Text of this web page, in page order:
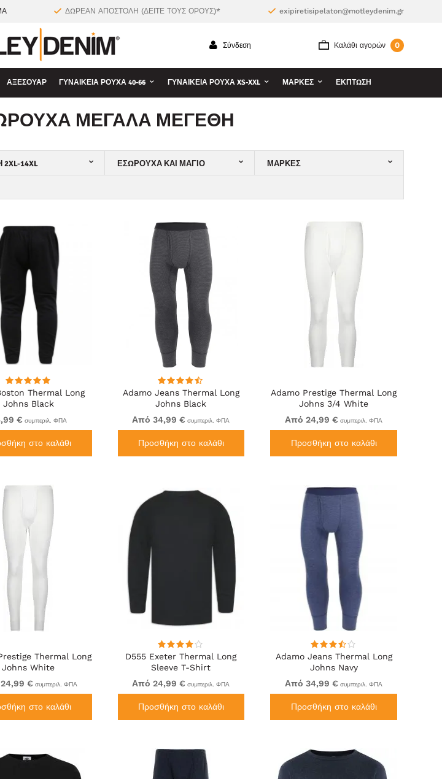
ΔΩΡΕΑΝ ΑΠΟΣΤΟΛΗ (ΔΕΙΤΕ ΤΟΥΣ ΟΡΟΥΣ)* exipiretisipelaton@motleydenim.gr
Καλάθι αγορών 0
Σύνδεση
ΑΞΕΣΟΥΆΡ ΓΥΝΑΙΚΕΊΑ ΡΟΎΧΑ 40-66 ΓΥΝΑΙΚΕΊΑ ΡΟΎΧΑ XS-XXL ΜΆΡΚΕΣ ΕΚΠΤΩΣΗ
ΜΕΓΆΛΑ ΜΕΓΈΘΗ
14XL ΕΣΏΡΟΥΧΑ ΚΑΙ ΜΑΓΙΌ ΜΆΡΚΕΣ
Thermal Long
Johns Black
€ συμπεριλ. ΦΠΑ
στο καλάθι
Adamo Jeans Thermal Long
Johns Black
Από 34,99 € συμπεριλ. ΦΠΑ
Προσθήκη στο καλάθι
Adamo Prestige Thermal Long
Johns 3/4 White
Από 24,99 € συμπεριλ. ΦΠΑ
Προσθήκη στο καλάθι
Thermal Long
Johns White
€ συμπεριλ. ΦΠΑ
στο καλάθι
D555 Exeter Thermal Long
Sleeve T-Shirt
Από 24,99 € συμπεριλ. ΦΠΑ
Προσθήκη στο καλάθι
Adamo Jeans Thermal Long
Johns Navy
Από 34,99 € συμπεριλ. ΦΠΑ
Προσθήκη στο καλάθι